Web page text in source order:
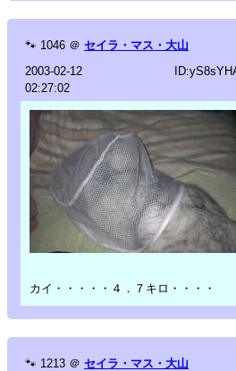
🐾 1046 ＠ セイラ・マス・大山
2003-02-12
02:27:02
カイ・・・・・４．７キロ・・・・
🐾 1213 ＠ セイラ・マス・大山